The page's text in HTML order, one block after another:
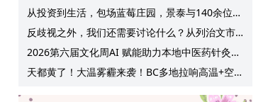
节庆, 大温哥华各种精彩活动上线!
从投资到生活，包场蓝莓庄园，景泰与140余位客
户共享夏日”莓”好时光
反歧视之外，我们还需要讨论什么？从列治文市
议会一项动议谈起
2026第六届文化周AI 赋能助力本地中医药针灸服
务提质升级
天都黄了！大温雾霾来袭！BC多地拉响高温+空气